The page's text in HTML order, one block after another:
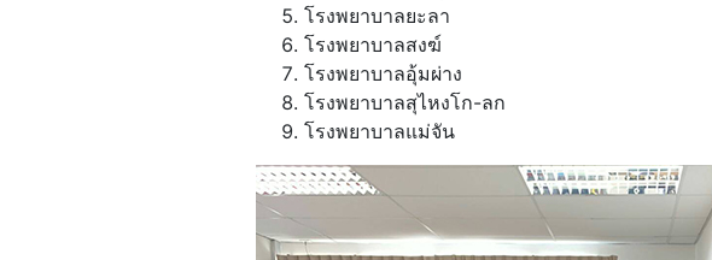
โรงพยาบาลยะลา
โรงพยาบาลสงฆ์
โรงพยาบาลอุ้มผ่าง
โรงพยาบาลสุไหงโก-ลก
โรงพยาบาลแม่จัน